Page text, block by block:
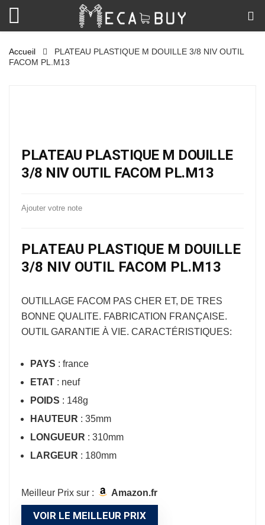
Accueil
PLATEAU PLASTIQUE M DOUILLE 3/8 NIV OUTIL
FACOM PL.M13
PLATEAU PLASTIQUE M DOUILLE
3/8 NIV OUTIL FACOM PL.M13
Ajouter votre note
PLATEAU PLASTIQUE M DOUILLE
3/8 NIV OUTIL FACOM PL.M13
OUTILLAGE FACOM PAS CHER ET, DE TRES
BONNE QUALITE. FABRICATION FRANÇAISE.
OUTIL GARANTIE À VIE. CARACTÉRISTIQUES:
PAYS : france
ETAT : neuf
POIDS : 148g
HAUTEUR : 35mm
LONGUEUR : 310mm
LARGEUR : 180mm
Meilleur Prix sur : Amazon.fr
VOIR LE MEILLEUR PRIX